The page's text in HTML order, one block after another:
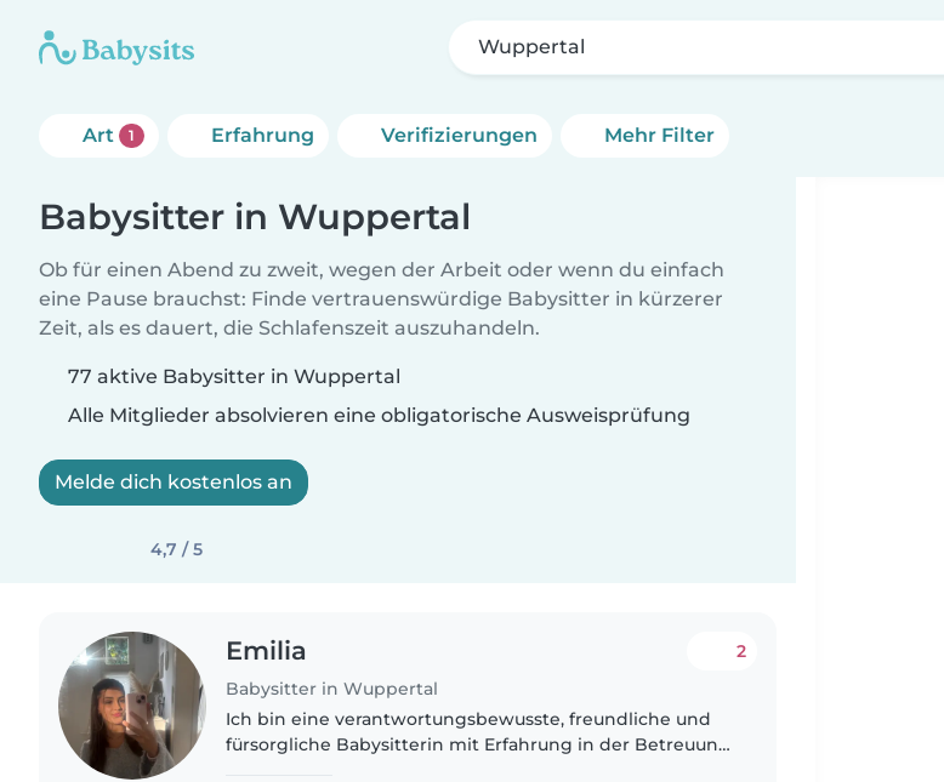
Wuppertal
Art 1 Erfahrung Verifizierungen Mehr Filter
Babysitter in Wuppertal
Ob für einen Abend zu zweit, wegen der Arbeit oder wenn du einfach
eine Pause brauchst: Finde vertrauenswürdige Babysitter in kürzerer
Zeit, als es dauert, die Schlafenszeit auszuhandeln.
77 aktive Babysitter in Wuppertal
Alle Mitglieder absolvieren eine obligatorische Ausweisprüfung
Melde dich kostenlos an
4,7 / 5
Emilia
Babysitter in Wuppertal
2
Ich bin eine verantwortungsbewusste, freundliche und
fürsorgliche Babysitterin mit Erfahrung in der Betreuung